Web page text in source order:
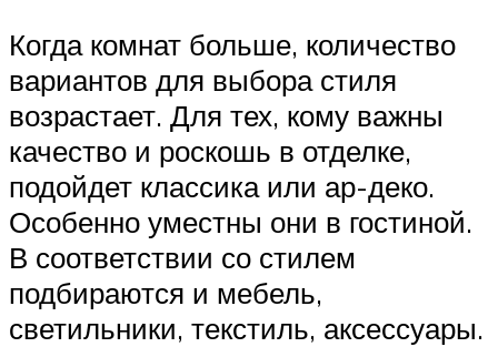
Когда комнат больше, количество
вариантов для выбора стиля
возрастает. Для тех, кому важны
качество и роскошь в отделке,
подойдет классика или ар-деко.
Особенно уместны они в гостиной.
В соответствии со стилем
подбираются и мебель,
светильники, текстиль, аксессуары.